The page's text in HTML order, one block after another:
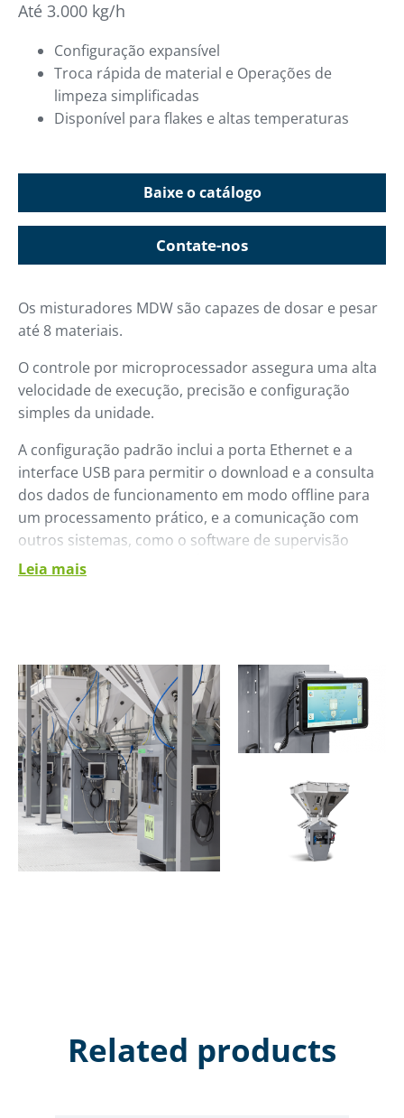
Até 3.000 kg/h
Configuração expansível
Troca rápida de material e Operações de
limpeza simplificadas
Disponível para flakes e altas temperaturas
Baixe o catálogo
Contate-nos
Os misturadores MDW são capazes de dosar e pesar
até 8 materiais.
O controle por microprocessador assegura uma alta
velocidade de execução, precisão e configuração
simples da unidade.
A configuração padrão inclui a porta Ethernet e a
interface USB para permitir o download e a consulta
dos dados de funcionamento em modo offline para
um processamento prático, e a comunicação com
outros sistemas, como o software de supervisão
Winfactory 4.0 da Piovan. É uma plataforma padrão
gerenciamento dos estoques e a possibilidade de
gerenciar trabalhos de produção com certificação da
qualidade.
Leia mais
Related products